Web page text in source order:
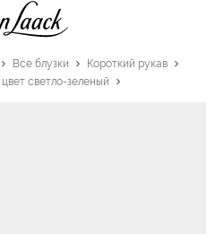
Все блузки
Короткий рукав
светло-зеленый